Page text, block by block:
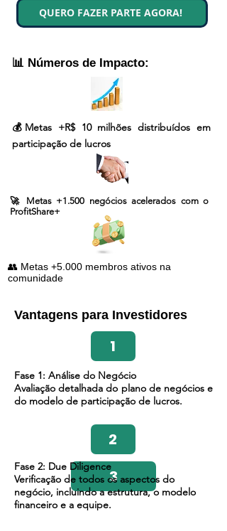
QUERO FAZER PARTE AGORA!
📊 Números de Impacto:
💰Metas +R$ 10 milhões distribuídos em
participação de lucros
🚀 Metas +1.500 negócios acelerados com o
ProfitShare+
👥 Metas +5.000 membros ativos na
comunidade
Vantagens para Investidores
1
2
3
Fase 1: Análise do Negócio
Avaliação detalhada do plano de negócios e
do modelo de participação de lucros.
Fase 2: Due Diligence
Verificação de todos os aspectos do
negócio, incluindo a estrutura, o modelo
financeiro e a equipe.